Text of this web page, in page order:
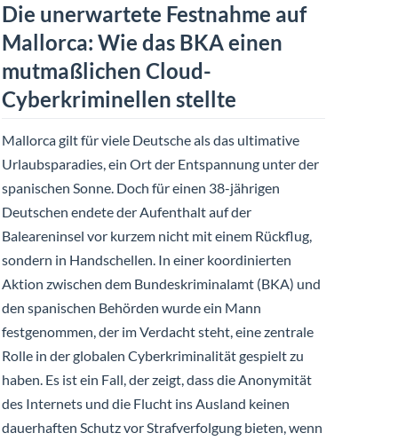
Die unerwartete Festnahme auf
Mallorca: Wie das BKA einen
mutmaßlichen Cloud-
Cyberkriminellen stellte
Mallorca gilt für viele Deutsche als das ultimative
Urlaubsparadies, ein Ort der Entspannung unter der
spanischen Sonne. Doch für einen 38-jährigen
Deutschen endete der Aufenthalt auf der
Baleareninsel vor kurzem nicht mit einem Rückflug,
sondern in Handschellen. In einer koordinierten
Aktion zwischen dem Bundeskriminalamt (BKA) und
den spanischen Behörden wurde ein Mann
festgenommen, der im Verdacht steht, eine zentrale
Rolle in der globalen Cyberkriminalität gespielt zu
haben. Es ist ein Fall, der zeigt, dass die Anonymität
des Internets und die Flucht ins Ausland keinen
dauerhaften Schutz vor Strafverfolgung bieten, wenn